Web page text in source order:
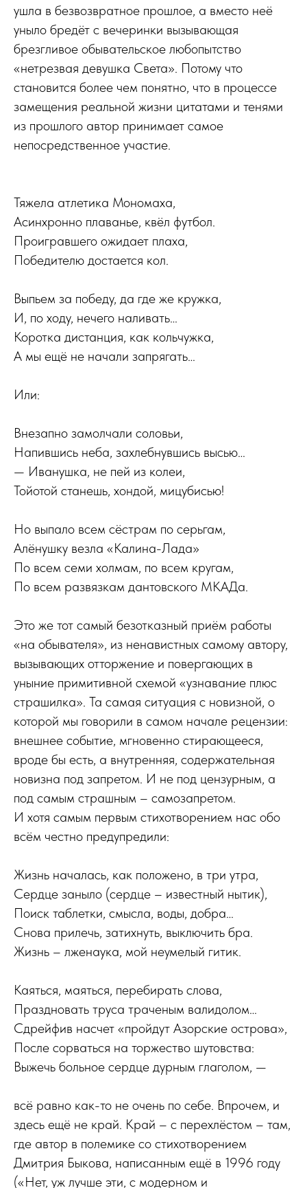
ушла в безвозвратное прошлое, а вместо неё
уныло бредёт с вечеринки вызывающая
брезгливое обывательское любопытство
«нетрезвая девушка Света». Потому что
становится более чем понятно, что в процессе
замещения реальной жизни цитатами и тенями
из прошлого автор принимает самое
непосредственное участие.
Тяжела атлетика Мономаха,
Асинхронно плаванье, квёл футбол.
Проигравшего ожидает плаха,
Победителю достается кол.
Выпьем за победу, да где же кружка,
И, по ходу, нечего наливать…
Коротка дистанция, как кольчужка,
А мы ещё не начали запрягать…
Или:
Внезапно замолчали соловьи,
Напившись неба, захлебнувшись высью…
— Иванушка, не пей из колеи,
Тойотой станешь, хондой, мицубисью!
Но выпало всем сёстрам по серьгам,
Алёнушку везла «Калина-Лада»
По всем семи холмам, по всем кругам,
По всем развязкам дантовского МКАДа.
Это же тот самый безотказный приём работы
«на обывателя», из ненавистных самому автору,
вызывающих отторжение и повергающих в
уныние примитивной схемой «узнавание плюс
страшилка». Та самая ситуация с новизной, о
которой мы говорили в самом начале рецензии:
внешнее событие, мгновенно стирающееся,
вроде бы есть, а внутренняя, содержательная
новизна под запретом. И не под цензурным, а
под самым страшным – самозапретом.
И хотя самым первым стихотворением нас обо
всём честно предупредили:
Жизнь началась, как положено, в три утра,
Сердце заныло (сердце – известный нытик),
Поиск таблетки, смысла, воды, добра…
Снова прилечь, затихнуть, выключить бра.
Жизнь – лженаука, мой неумелый гитик.
Каяться, маяться, перебирать слова,
Праздновать труса траченым валидолом…
Сдрейфив насчет «пройдут Азорские острова»,
После сорваться на торжество шутовства:
Выжечь больное сердце дурным глаголом, —
всё равно как-то не очень по себе. Впрочем, и
здесь ещё не край. Край – с перехлёстом – там,
где автор в полемике со стихотворением
Дмитрия Быкова, написанным ещё в 1996 году
(«Нет, уж лучше эти, с модерном и